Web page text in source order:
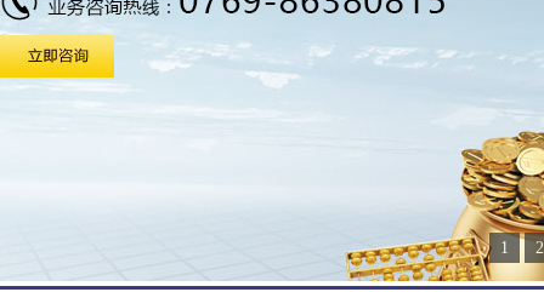
1 2